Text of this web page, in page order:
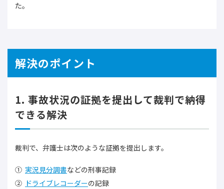
た。
解決のポイント
1. 事故状況の証拠を提出して裁判で納得
できる解決
裁判で、弁護士は次のような証拠を提出します。
実況見分調書などの刑事記録
ドライブレコーダーの記録